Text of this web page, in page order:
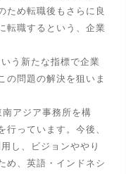
ため転職後もさらに良
転職するという、企業
う新たな指標で企業
の問題の解決を狙いま
アジア事務所を構
行っています。今後、
し、ビジョンややり
め、英語・インドネシ